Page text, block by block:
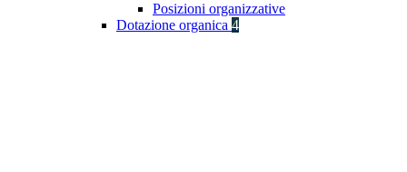
Posizioni organizzative
Dotazione organica 4